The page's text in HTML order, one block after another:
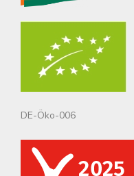
DE-Öko-006